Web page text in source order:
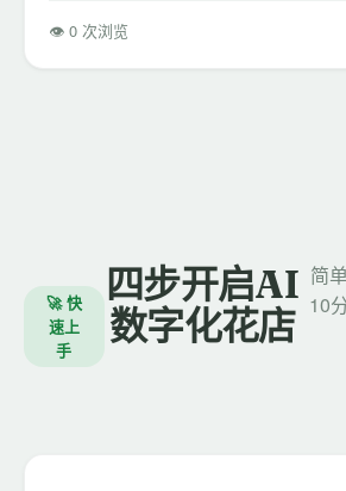
👁 0 次浏览
🚀 快
速上
手
四步开启AI
数字化花店
简
10